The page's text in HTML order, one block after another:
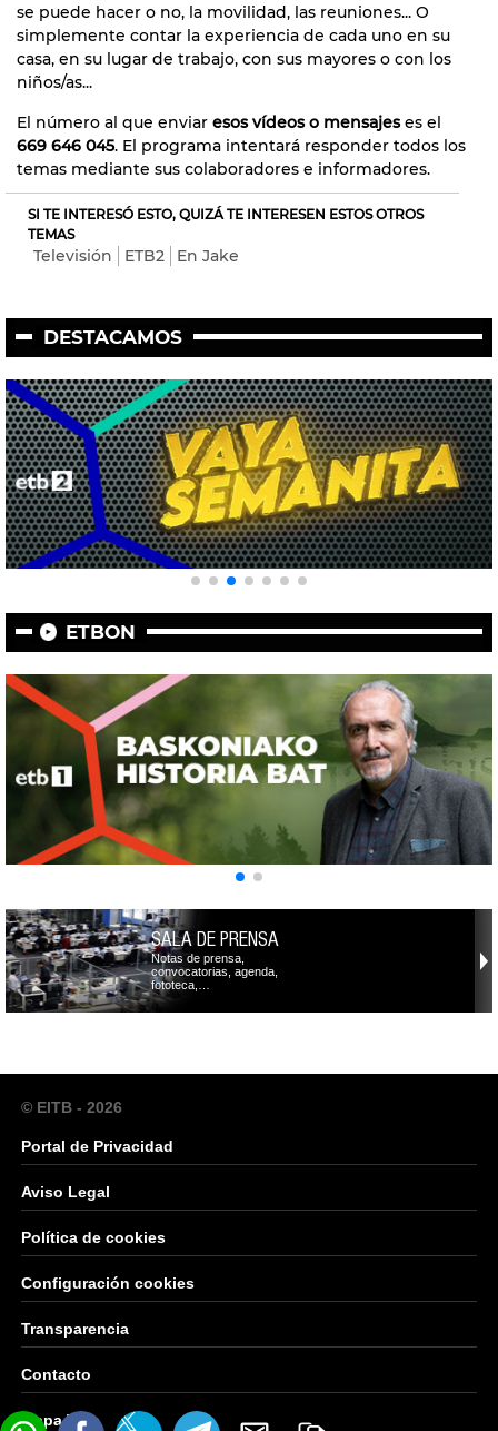
se puede hacer o no, la movilidad, las reuniones... O
simplemente contar la experiencia de cada uno en su
casa, en su lugar de trabajo, con sus mayores o con los
niños/as...
El número al que enviar esos vídeos o mensajeses el
669 646 045. El programa intentará responder todos los
temas mediante sus colaboradores e informadores.
SI TE INTERESÓ ESTO, QUIZÁ TE INTERESEN ESTOS OTROS
TEMAS
Televisión ETB2 En Jake
DESTACAMOS
ETBON
SALA DE PRENSA
Notas de prensa,
convocatorias, agenda,
fototeca,…
© EITB - 2026
Portal de Privacidad
Aviso Legal
Política de cookies
Configuración cookies
Transparencia
Contacto
Mapa Web